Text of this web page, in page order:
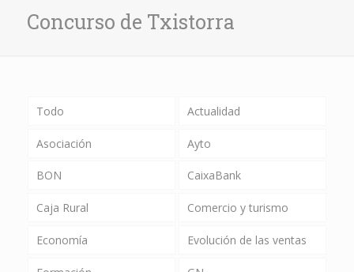
Concurso de Txistorra
Todo Actualidad
Asociación Ayto
BON CaixaBank
Caja Rural Comercio y turismo
Economía Evolución de las ventas